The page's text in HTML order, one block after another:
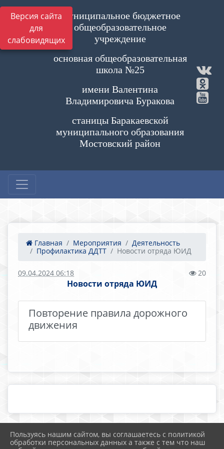
Версия сайта
для
слабовидящих
Муниципальное бюджетное
общеобразовательное
учреждение
основная общеобразовательная
школа №25
имени Валентина
Владимировича Буракова
станицы Баракаевской
муниципального образования
Мостовский район
Главная Мероприятия
Деятельность
Профилактика ДДТТ
Новости отряда ЮИД
09.04.2024 06:18 20
Новости отряда ЮИД
Повторение правила дорожного
движения
2026 г. school25.mostobr.ru
Пользуясь нашим сайтом, вы соглашаетесь с политикой
обработки персональных данных а также с тем что наш